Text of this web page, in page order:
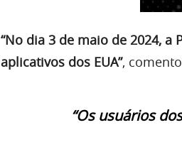
“No dia 3 de maio de 2024,
aplicativos dos EUA”,
“Os usuários